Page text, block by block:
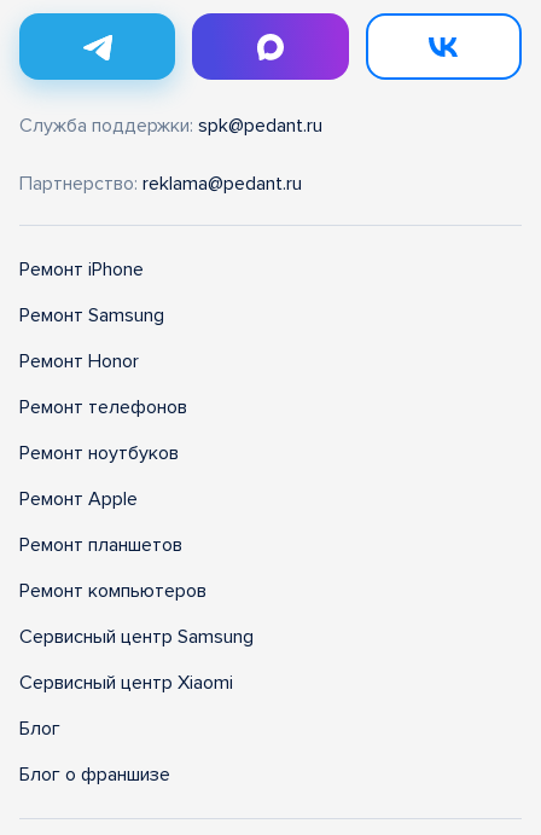
Служба поддержки: spk@pedant.ru
Партнерство: reklama@pedant.ru
Ремонт iPhone
Ремонт Samsung
Ремонт Honor
Ремонт телефонов
Ремонт ноутбуков
Ремонт Apple
Ремонт планшетов
Ремонт компьютеров
Сервисный центр Samsung
Сервисный центр Xiaomi
Блог
Блог о франшизе